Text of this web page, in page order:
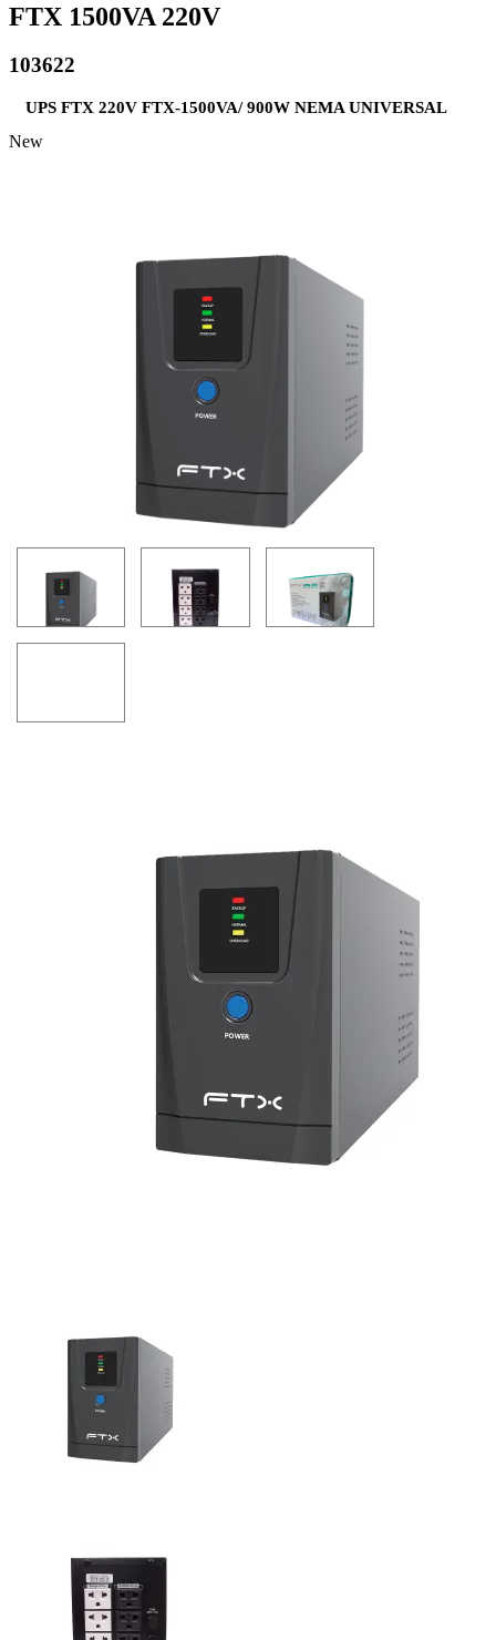
FTX 1500VA 220V
103622
UPS FTX 220V FTX-1500VA/ 900W NEMA UNIVERSAL
New